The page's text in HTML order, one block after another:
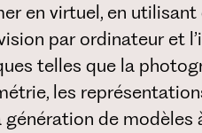
en virtuel, en
par ordinateur et
telles que la
les
génération de